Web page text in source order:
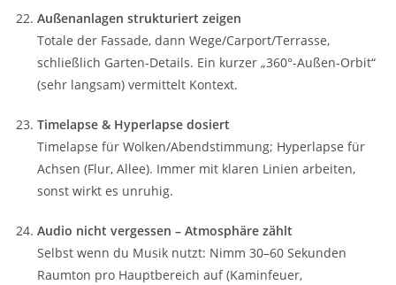
Außenanlagen strukturiert zeigen
Totale der Fassade, dann Wege/Carport/Terrasse,
schließlich Garten-Details. Ein kurzer „360°-Außen-Orbit“
(sehr langsam) vermittelt Kontext.
Timelapse & Hyperlapse dosiert
Timelapse für Wolken/Abendstimmung; Hyperlapse für
Achsen (Flur, Allee). Immer mit klaren Linien arbeiten,
sonst wirkt es unruhig.
Audio nicht vergessen – Atmosphäre zählt
Selbst wenn du Musik nutzt: Nimm 30–60 Sekunden
Raumton pro Hauptbereich auf (Kaminfeuer,